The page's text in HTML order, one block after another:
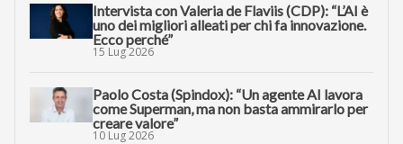
Intervista con Valeria de Flaviis (CDP): “L’AI è
uno dei migliori alleati per chi fa innovazione.
Ecco perché”
15 Lug 2026
Paolo Costa (Spindox): “Un agente AI lavora
come Superman, ma non basta ammirarlo per
creare valore”
10 Lug 2026